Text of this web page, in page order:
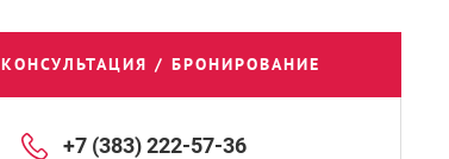
КОНСУЛЬТАЦИЯ / БРОНИРОВАНИЕ
+7 (383) 222-57-36